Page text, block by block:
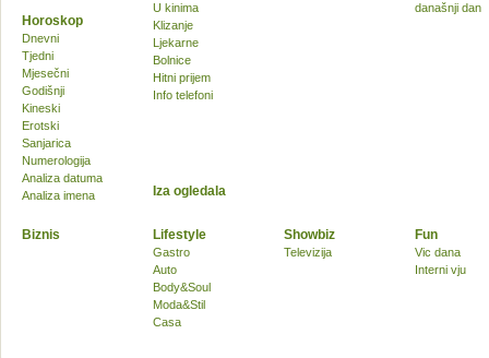
U kinima
Klizanje
Ljekarne
Bolnice
Hitni prijem
Info telefoni
današnji dan
Biznis Lifestyle
Gastro
Auto
Body&Soul
Moda&Stil
Casa
Showbiz
Televizija
Fun
Vic dana
Interni vju
Horoskop
Dnevni
Tjedni
Mjesečni
Godišnji
Kineski
Erotski
Sanjarica
Numerologija
Analiza datuma
Analiza imena
Iza ogledala